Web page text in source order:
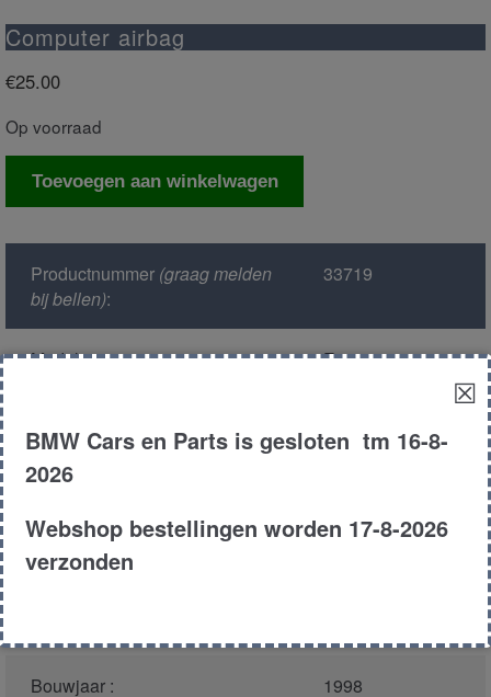
Computer airbag
€25.00
Op voorraad
Computer
Toevoegen aan winkelwagen
Productnummer(graag melden
bij bellen):
33719
Model : E39
Metallic
Motor type :
Bouwjaar : 1998
☒
BMW Cars en Parts is gesloten tm 16-8-
2026
Webshop bestellingen worden 17-8-2026
verzonden